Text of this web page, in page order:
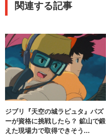
関連する記事
ジブリ『天空の城ラピュタ』パズ
ーが資格に挑戦したら？ 鉱山で鍛
えた現場力で取得できそう...